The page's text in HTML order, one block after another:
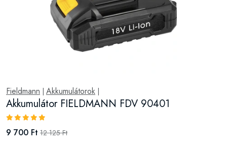
Fieldmann Akkumulátorok
Akkumulátor FIELDMANN FDV 90401
9 700 Ft 12 125 Ft